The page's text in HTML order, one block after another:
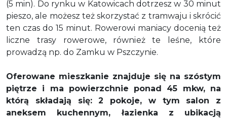
(5 min). Do rynku w Katowicach dotrzesz w 30 minut
pieszo, ale możesz też skorzystać z tramwaju i skrócić
ten czas do 15 minut. Rowerowi maniacy docenią też
liczne trasy rowerowe, również te leśne, które
prowadzą np. do Zamku w Pszczynie.
Oferowane mieszkanie znajduje się na szóstym
piętrze i ma powierzchnie ponad 45 mkw, na
którą składają się: 2 pokoje, w tym salon z
aneksem kuchennym, łazienka z ubikacją